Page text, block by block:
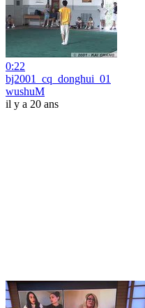
0:22
bj2001_cq_donghui_01
wushuM
il y a 20 ans